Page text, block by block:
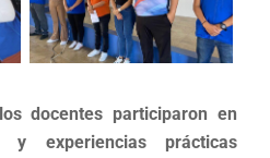
los docentes participaron en
y experiencias prácticas